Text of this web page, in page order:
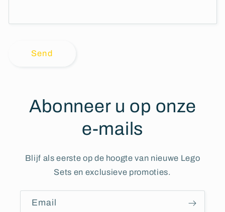
Send
Abonneer u op onze
e-mails
Blijf als eerste op de hoogte van nieuwe Lego
Sets en exclusieve promoties.
Email